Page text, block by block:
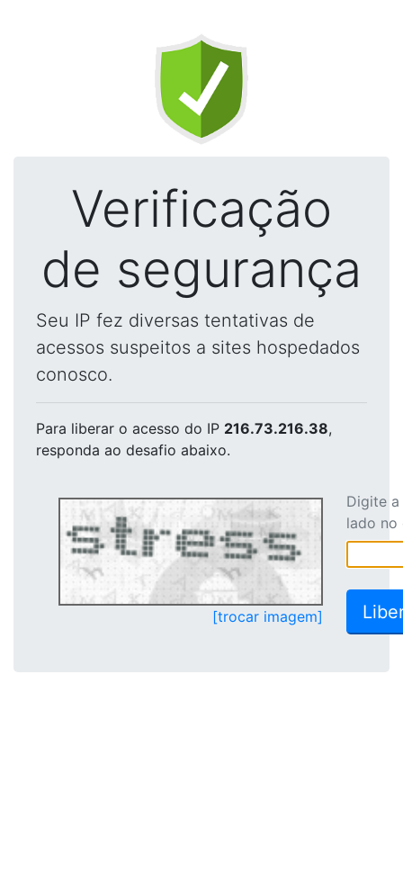
Verificação
de segurança
Seu IP fez diversas tentativas de
acessos suspeitos a sites hospedados
conosco.
Para liberar o acesso do IP 216.73.216.38,
responda ao desafio abaixo.
[trocar imagem]
Digite
lado no